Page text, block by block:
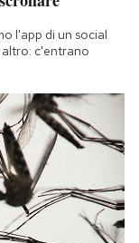
l'app di un social
c'entrano